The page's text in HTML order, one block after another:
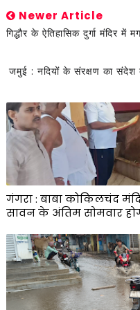
Newer Article
गिद्धौर के ऐतिहासिक दुर्गा मंदिर
जमुई : नदियों के संरक्षण का संदेश
गंगरा : बाबा कोकिलचंद
सावन के अंतिम सोमवार